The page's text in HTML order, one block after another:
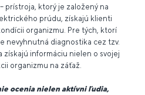
prístroja, ktorý je založený na
prúdu, získajú klienti
organizmu. Pre tých, ktorí
nevyhnutná diagnostika cez tzv.
informáciu nielen o svojej
organizmu na záťaž.
ocenia nielen aktívni ľudia,